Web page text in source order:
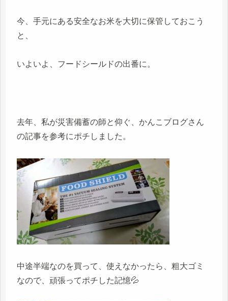
今、手元にある安全なお米を大切に保管しておこう
と、
いよいよ、フードシールドの出番に。
去年、私が災害備蓄の師と仰ぐ、かんこブログさん
の記事を参考にポチしました。
中途半端なのを買って、使えなかったら、粗大ゴミ
なので、頑張ってポチした記憶💦